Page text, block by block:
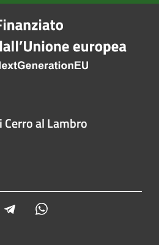
Cerro al Lambro
Telegram